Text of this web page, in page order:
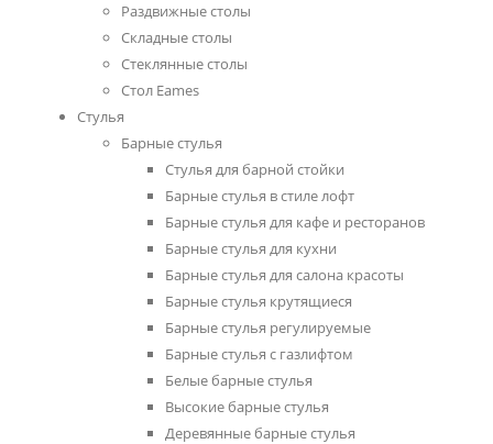
Раздвижные столы
Складные столы
Стеклянные столы
Стол Eames
Стулья
Барные стулья
Cтулья для барной стойки
Барные стулья в стиле лофт
Барные стулья для кафе и ресторанов
Барные стулья для кухни
Барные стулья для салона красоты
Барные стулья крутящиеся
Барные стулья регулируемые
Барные стулья с газлифтом
Белые барные стулья
Высокие барные стулья
Деревянные барные стулья